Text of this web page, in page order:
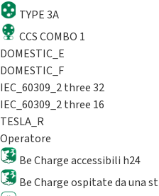
TYPE 3A
CCS COMBO 1
DOMESTIC_E
DOMESTIC_F
IEC_60309_2 three 32
IEC_60309_2 three 16
TESLA_R
Operatore
Be Charge accessibili h24
Be Charge ospitate da una